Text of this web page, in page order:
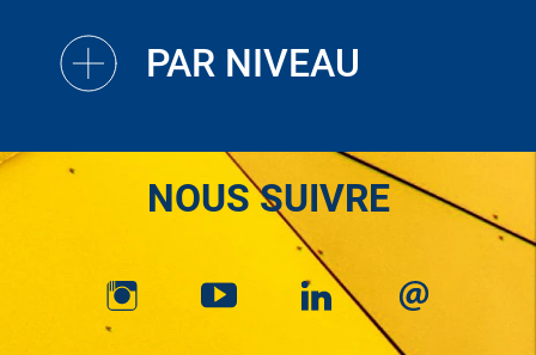
PAR NIVEAU
NOUS SUIVRE